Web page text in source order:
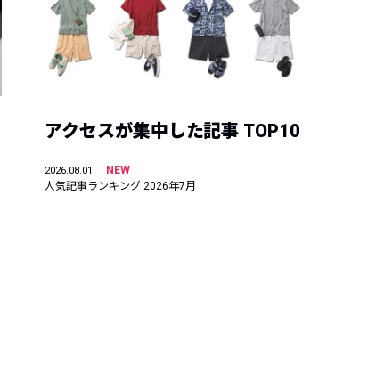
アクセスが集中した記事 TOP10
2026.08.01
NEW
人気記事ランキング 2026年7月